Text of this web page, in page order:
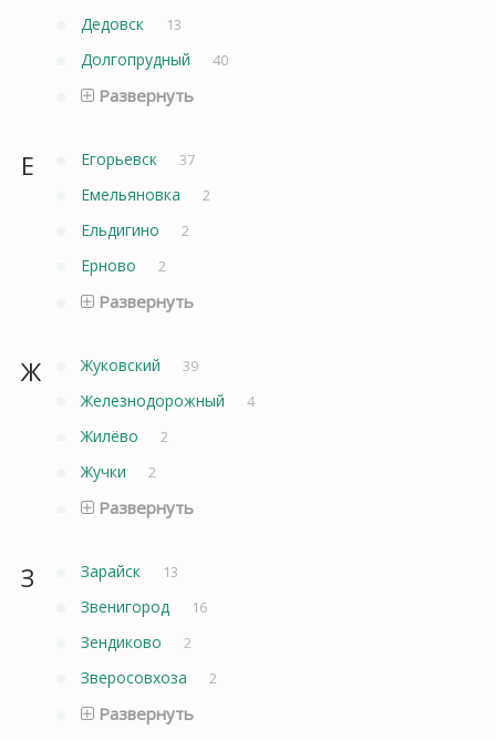
Дедовск 13
Долгопрудный 40
Развернуть
Е Егорьевск 37
Емельяновка 2
Ельдигино 2
Ерново 2
Развернуть
Ж Жуковский 39
Железнодорожный 4
Жилёво 2
Жучки 2
Развернуть
З Зарайск 13
Звенигород 16
Зендиково 2
Зверосовхоза 2
Развернуть